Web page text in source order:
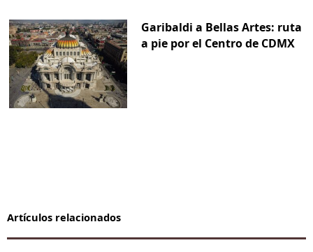
Garibaldi a Bellas Artes: ruta
a pie por el Centro de CDMX
Artículos relacionados